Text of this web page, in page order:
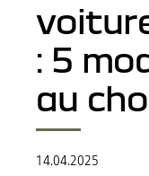
: 5
au
14.04.2025